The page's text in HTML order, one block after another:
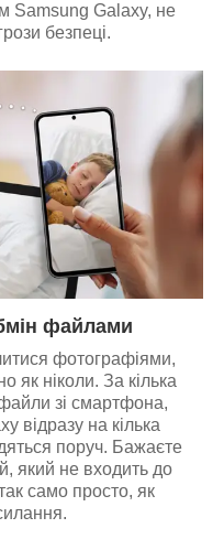
Samsung Galaxy, не
безпеці.
файлами
фотографіями,
як ніколи. За кілька
зі смартфона,
відразу на кілька
поруч. Бажаєте
який не входить до
само просто, як